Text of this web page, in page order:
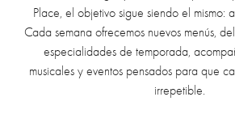
Place, el objetivo sigue siendo el mismo:
Cada semana ofrecemos nuevos menús,
especialidades de temporada,
musicales y eventos pensados para que
irrepetible.